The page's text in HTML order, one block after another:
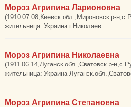
Мороз Агрипина Ларионовна
(1910.07.08,Киевск.обл.,Мироновск.р-
жительница: Украина г.Николаев
Мороз Агрипина Николаевна
(1911.06.14,Луганск.обл.,Сватовск.р-
жительница: Украина
Мороз Агрипина Степановна